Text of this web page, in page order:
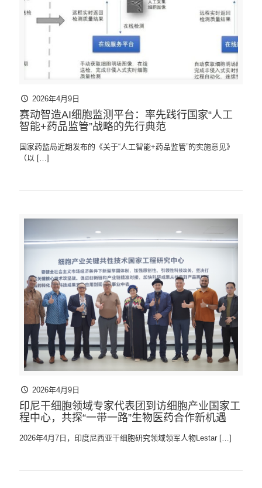
2026年4月9日
赛动智造AI细胞监测平台：率先践行国家“人工
智能+药品监管”战略的先行典范
国家药监局近期发布的《关于“人工智能+药品监管”的实施意见》
（以 […]
2026年4月9日
印尼干细胞领域专家代表团到访细胞产业国家工
程中心，共探“一带一路”生物医药合作新机遇
2026年4月7日，印度尼西亚干细胞研究领域领军人物Lestar […]